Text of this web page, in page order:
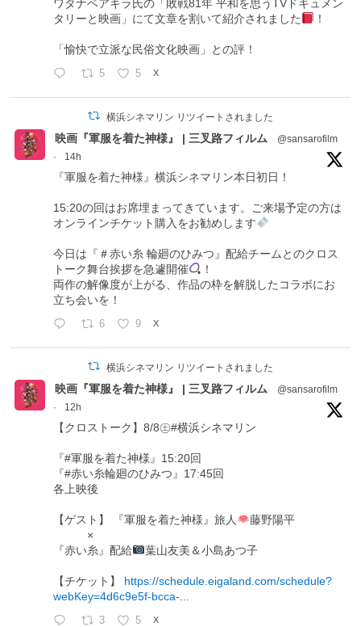
ワタナベアキラ氏の「敗戦81年 平和を思うTVドキュメン
タリーと映画」にて文章を割いて紹介されました
！
「愉快で立派な民俗文化映画」との評！
5 5 X
横浜シネマリン リツイートされました
映画『軍服を着た神様』 | 三叉路フィルム
@sansarofilm
·
14h
『軍服を着た神様』横浜シネマリン本日初日！
15:20の回はお席埋まってきています。ご来場予定の方は
オンラインチケット購入をお勧めします
今日は『＃赤い糸 輪廻のひみつ』配給チームとのクロス
トーク舞台挨拶を急遽開催
！
両作の解像度が上がる、作品の枠を解脱したコラボにお
立ち会いを！
6 9 X
横浜シネマリン リツイートされました
映画『軍服を着た神様』 | 三叉路フィルム
@sansarofilm
·
12h
【クロストーク】8/8㊏#横浜シネマリン
『#軍服を着た神様』15:20回
『#赤い糸輪廻のひみつ』17:45回
各上映後
【ゲスト】 『軍服を着た神様』旅人
藤野陽平
×
『赤い糸』配給
葉山友美＆小島あつ子
【チケット】 https://schedule.eigaland.com/schedule?
webKey=4d6c9e5f-bcca-...
3 5 X